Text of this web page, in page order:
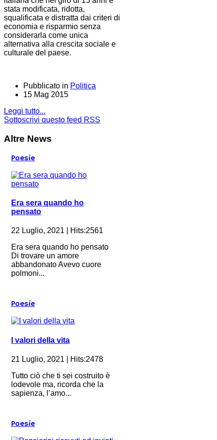
stata modificata, ridotta,
squalificata e distratta dai criteri di
economia e risparmio senza
considerarla come unica
alternativa alla crescita sociale e
culturale del paese.
Pubblicato in Politica
15 Mag 2015
Leggi tutto...
Sottoscrivi questo feed RSS
Altre News
Poesie
Era sera quando ho
pensato
22 Luglio, 2021 | Hits:2561
Era sera quando ho pensato
Di trovare un amore
abbandonato Avevo cuore
polmoni...
Poesie
I valori della vita
21 Luglio, 2021 | Hits:2478
Tutto ciò che ti sei costruito è
lodevole ma, ricorda che la
sapienza, l’amo...
Poesie